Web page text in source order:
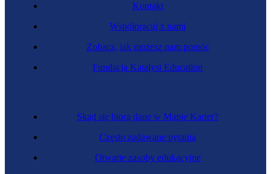
Funkcjonariuszka SOK
Skąd się biorą dane w Mapie Karier?
Często zadawane pytania
Otwarte zasoby edukacyjne
Kontakt
Współpracuj z nami
Zobacz, jak możesz nam pomóc
Fundacja Katalyst Education